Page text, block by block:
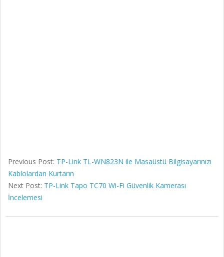
Previous Post: TP-Link TL-WN823N ile Masaüstü Bilgisayarınızı
Kablolardan Kurtarın
Next Post: TP-Link Tapo TC70 Wi-Fi Güvenlik Kamerası
İncelemesi